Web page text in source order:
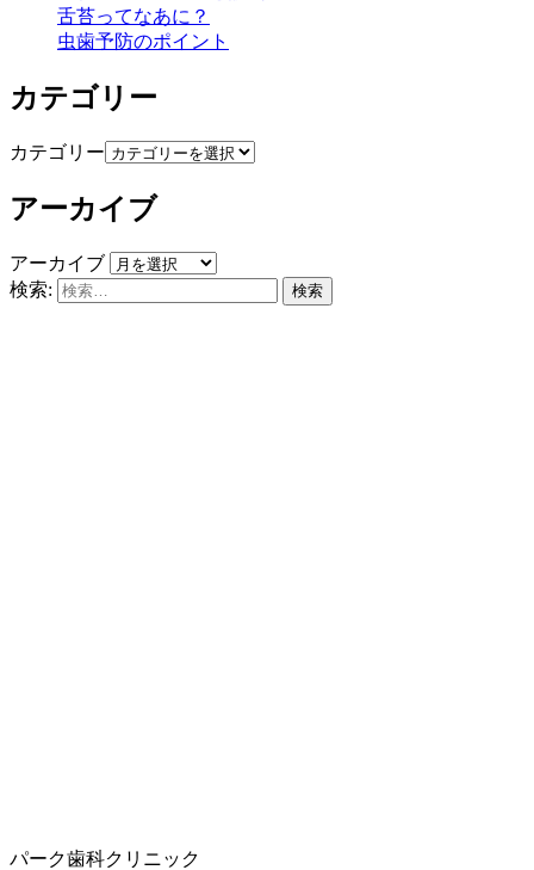
舌苔ってなあに？
虫歯予防のポイント
カテゴリー
カテゴリー
アーカイブ
アーカイブ
検索:
パーク歯科クリニック